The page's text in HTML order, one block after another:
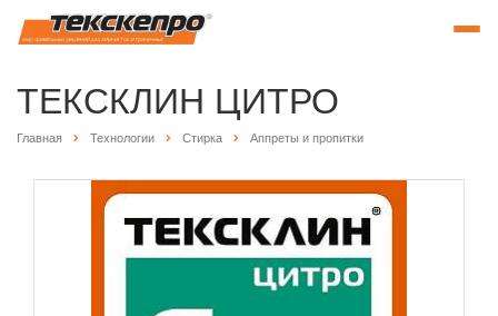
ТЕКСКЛИН ЦИТРО
Главная Технологии Стирка Аппреты и пропитки